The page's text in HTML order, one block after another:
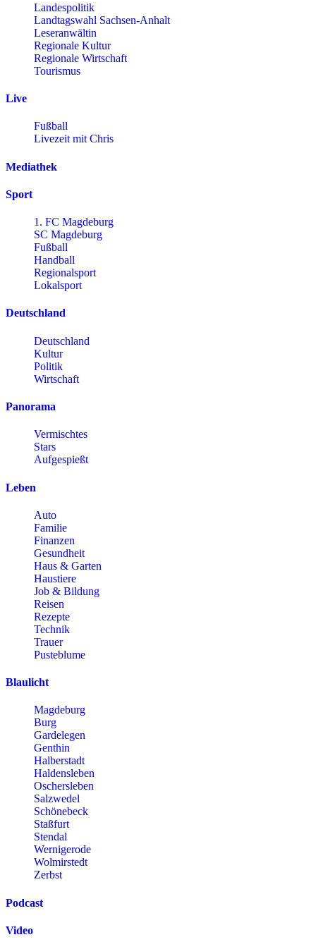
Landespolitik
Landtagswahl Sachsen-Anhalt
Leseranwältin
Regionale Kultur
Regionale Wirtschaft
Tourismus
Live
Fußball
Livezeit mit Chris
Mediathek
Sport
1. FC Magdeburg
SC Magdeburg
Fußball
Handball
Regionalsport
Lokalsport
Deutschland
Deutschland
Kultur
Politik
Wirtschaft
Panorama
Vermischtes
Stars
Aufgespießt
Leben
Auto
Familie
Finanzen
Gesundheit
Haus & Garten
Haustiere
Job & Bildung
Reisen
Rezepte
Technik
Trauer
Pusteblume
Blaulicht
Magdeburg
Burg
Gardelegen
Genthin
Halberstadt
Haldensleben
Oschersleben
Salzwedel
Schönebeck
Staßfurt
Stendal
Wernigerode
Wolmirstedt
Zerbst
Podcast
Video